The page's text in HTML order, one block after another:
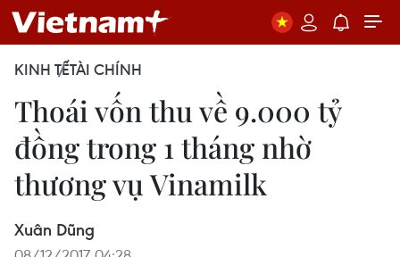
KINH TẾTÀI CHÍNH
Thoái vốn thu về 9.000 tỷ
đồng trong 1 tháng nhờ
thương vụ Vinamilk
Xuân Dũng